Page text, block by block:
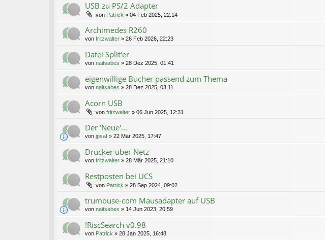
USB zu PS/2 Adapter
von Patrick » 04 Feb 2025, 22:14
Archimedes R260
von fritzwalter » 26 Feb 2026, 22:23
Datei Split'er
von naitsabes » 28 Dez 2025, 01:41
eigenwillige Bücher passend zum Thema
von naitsabes » 28 Dez 2025, 03:11
Acorn USB
von fritzwalter » 06 Jun 2025, 12:31
Der 'Neue'...
von jpsaf » 22 Mär 2025, 17:47
Drucker über Netz
von fritzwalter » 28 Mär 2025, 21:10
Restposten bei UCS
von Patrick » 28 Sep 2024, 09:02
trumouse-com Mausadapter auf USB
von naitsabes » 14 Jun 2023, 20:59
!RiscSearch v0.98
von Patrick » 28 Jan 2025, 16:48